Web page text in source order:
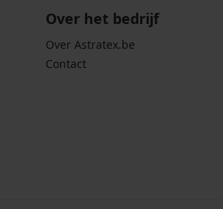
Over het bedrijf
Over Astratex.be
Contact